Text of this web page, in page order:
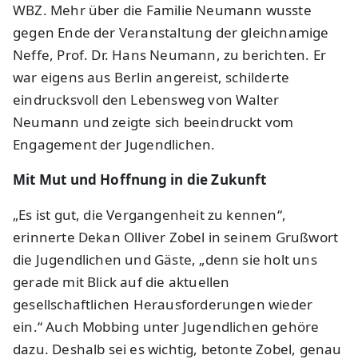
WBZ. Mehr über die Familie Neumann wusste
gegen Ende der Veranstaltung der gleichnamige
Neffe, Prof. Dr. Hans Neumann, zu berichten. Er
war eigens aus Berlin angereist, schilderte
eindrucksvoll den Lebensweg von Walter
Neumann und zeigte sich beeindruckt vom
Engagement der Jugendlichen.
Mit Mut und Hoffnung in die Zukunft
„Es ist gut, die Vergangenheit zu kennen“,
erinnerte Dekan Olliver Zobel in seinem Grußwort
die Jugendlichen und Gäste, „denn sie holt uns
gerade mit Blick auf die aktuellen
gesellschaftlichen Herausforderungen wieder
ein.“ Auch Mobbing unter Jugendlichen gehöre
dazu. Deshalb sei es wichtig, betonte Zobel, genau